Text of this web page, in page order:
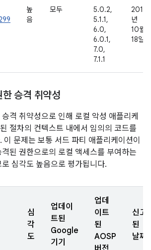
높
음
모두
5.0.2,
5.1.1,
6.0,
6.0.1,
7.0,
7.1.1
2016
년
10월
18일
승격 취약성
격 취약성으로 인해 로컬 악성 애플리케
절차의 컨텍스트 내에서 임의의 코드를
문제는 보통 서드 파티 애플리케이션이
된 권한으로의 로컬 액세스를 부여하는
심각도 높음으로 평가됩니다.
심
각
도
업데이
트된
Google
기기
업데
이트
된
AOSP
신고
된
날짜